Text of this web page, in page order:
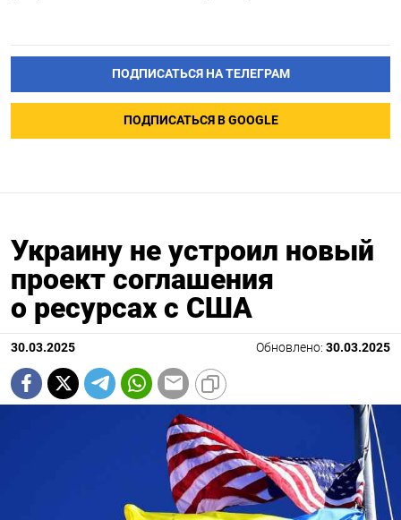
ПОДПИСАТЬСЯ НА ТЕЛЕГРАМ
ПОДПИСАТЬСЯ В GOOGLE
Украину не устроил новый
проект соглашения
о ресурсах с США
30.03.2025 Обновлено: 30.03.2025